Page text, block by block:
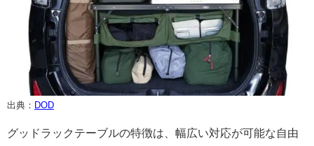
出典： DOD
グッドラックテーブルの特徴は、幅広い対応が可能な自由